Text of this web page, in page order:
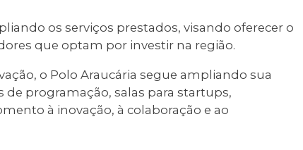
os serviços prestados, visando oferecer o
que optam por investir na região.
o Polo Araucária segue ampliando sua
programação, salas para startups,
à inovação, à colaboração e ao